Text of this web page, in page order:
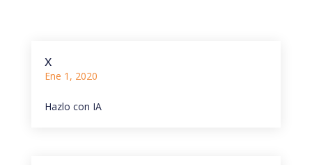
x
Ene 1, 2020
Hazlo con IA